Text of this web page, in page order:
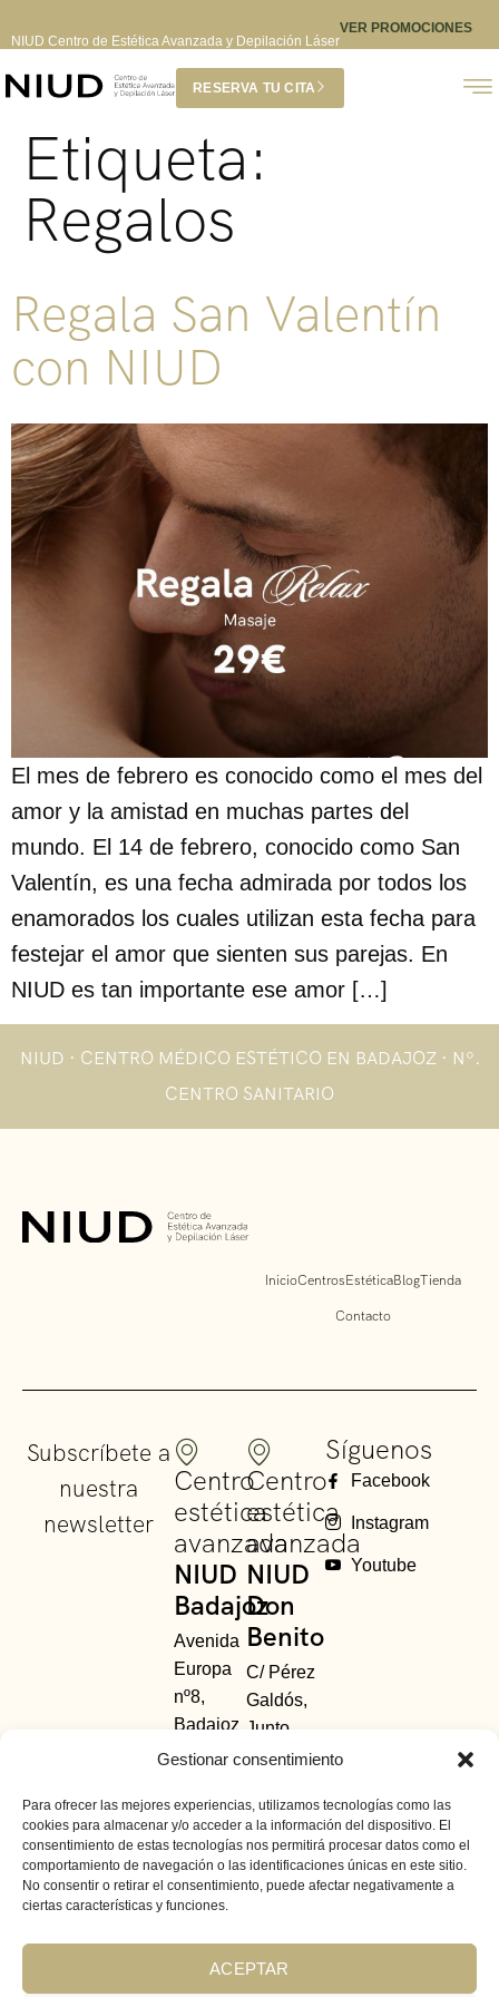
Gestionar consentimiento
Para ofrecer las mejores experiencias, utilizamos tecnologías como las
cookies para almacenar y/o acceder a la información del dispositivo. El
consentimiento de estas tecnologías nos permitirá procesar datos como el
comportamiento de navegación o las identificaciones únicas en este sitio.
No consentir o retirar el consentimiento, puede afectar negativamente a
ciertas características y funciones.
ACEPTAR
NIUD Centro de Estética Avanzada y Depilación Láser
VER PROMOCIONES
RESERVA TU CITA
Etiqueta:
Regalos
Regala San Valentín
con NIUD
El mes de febrero es conocido como el mes del
amor y la amistad en muchas partes del
mundo. El 14 de febrero, conocido como San
Valentín, es una fecha admirada por todos los
enamorados los cuales utilizan esta fecha para
festejar el amor que sienten sus parejas. En
NIUD es tan importante ese amor […]
NIUD · CENTRO MÉDICO ESTÉTICO EN BADAJOZ · Nº.
CENTRO SANITARIO
InicioCentrosEstéticaBlogTienda
Contacto
Subscríbete a
nuestra
newsletter
Centro
estética
avanzada
NIUD
Badajoz
Avenida
Europa
nº8,
Badajoz
685 48
01-924
391 154
Centro
estética
avanzada
NIUD
Don
Benito
C/ Pérez
Galdós,
Junto
Avda.
Don
Benito,
Badajoz
638 418
Síguenos
Facebook
Instagram
Youtube